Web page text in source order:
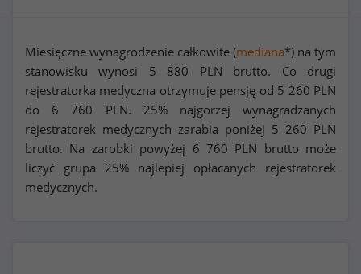
Miesięczne wynagrodzenie całkowite (mediana*) na tym
stanowisku wynosi 5 880 PLN brutto. Co drugi
rejestratorka medyczna otrzymuje pensję od 5 260 PLN
do 6 760 PLN. 25% najgorzej wynagradzanych
rejestratorek medycznych zarabia poniżej 5 260 PLN
brutto. Na zarobki powyżej 6 760 PLN brutto może
liczyć grupa 25% najlepiej opłacanych rejestratorek
medycznych.